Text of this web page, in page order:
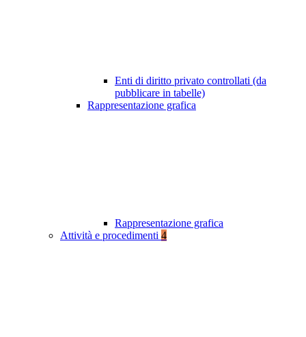
Enti di diritto privato controllati (da
pubblicare in tabelle)
Rappresentazione grafica
Rappresentazione grafica
Attività e procedimenti 4